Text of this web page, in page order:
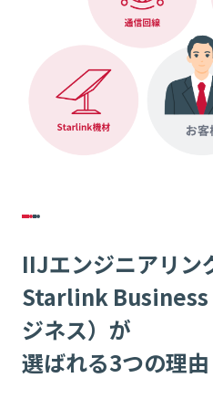
IIJエンジニアリン
Starlink Business
ジネス）が
選ばれる3つの理由